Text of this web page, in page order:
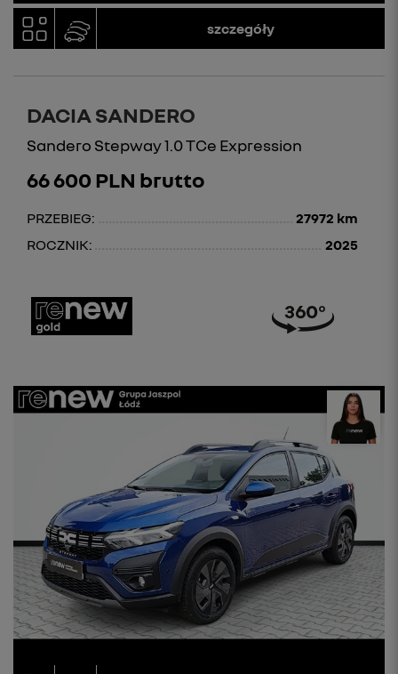
szczegóły
DACIA SANDERO
Sandero Stepway 1.0 TCe Expression
66 600 PLN brutto
PRZEBIEG:
27972 km
ROCZNIK:
2025